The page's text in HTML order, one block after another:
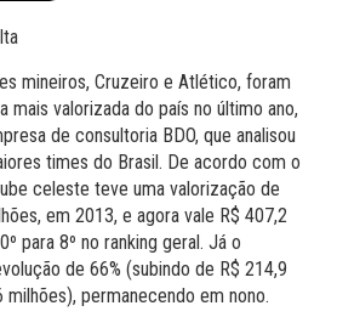
mineiros, Cruzeiro e Atlético, foram
mais valorizada do país no último ano,
de consultoria BDO, que analisou
times do Brasil. De acordo com o
celeste teve uma valorização de
em 2013, e agora vale R$ 407,2
para 8º no ranking geral. Já o
de 66% (subindo de R$ 214,9
milhões), permanecendo em nono.